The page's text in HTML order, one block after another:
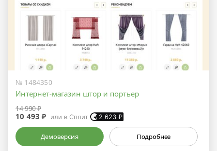
№ 1484350
Интернет-магазин штор и портьер
14 990 ₽
10 493 ₽ или в Сплит 2 623₽
Демоверсия Подробнее